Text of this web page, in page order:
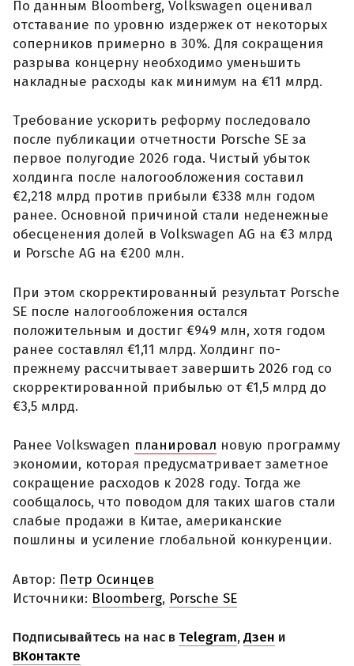
По данным Bloomberg, Volkswagen оценивал
отставание по уровню издержек от некоторых
соперников примерно в 30%. Для сокращения
разрыва концерну необходимо уменьшить
накладные расходы как минимум на €11 млрд.
Требование ускорить реформу последовало
после публикации отчетности Porsche SE за
первое полугодие 2026 года. Чистый убыток
холдинга после налогообложения составил
€2,218 млрд против прибыли €338 млн годом
ранее. Основной причиной стали неденежные
обесценения долей в Volkswagen AG на €3 млрд
и Porsche AG на €200 млн.
При этом скорректированный результат Porsche
SE после налогообложения остался
положительным и достиг €949 млн, хотя годом
ранее составлял €1,11 млрд. Холдинг по-
прежнему рассчитывает завершить 2026 год со
скорректированной прибылью от €1,5 млрд до
€3,5 млрд.
Ранее Volkswagen планировал новую программу
экономии, которая предусматривает заметное
сокращение расходов к 2028 году. Тогда же
сообщалось, что поводом для таких шагов стали
слабые продажи в Китае, американские
пошлины и усиление глобальной конкуренции.
Автор: Петр Осинцев
Источники: Bloomberg, Porsche SE
Подписывайтесь на нас в Telegram,Дзен и
ВКонтакте